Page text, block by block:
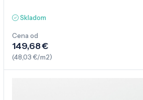
Skladom
Cena od
149,68 €
(48,03 €/m2)